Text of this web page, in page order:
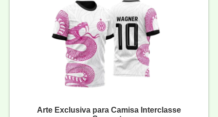
Arte Exclusiva para Camisa Interclasse